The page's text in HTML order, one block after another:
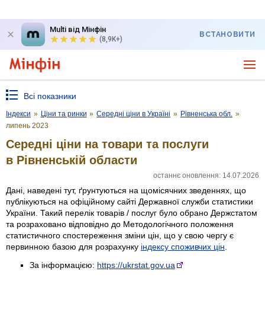
Multi від Мінфін
(8,9K+)
ВСТАНОВИТИ
Всі показники
Індекси » Ціни та ринки » Середні ціни в Україні » Рівненська обл. »
липень 2023
Середні ціни на товари та послуги
в Рівненській области
останнє оновлення: 14.07.2026
Дані, наведені тут, ґрунтуються на щомісячних зведеннях, що
публікуються на офіційному сайті Державної служби статистики
України. Такий перелік товарів / послуг було обрано Держстатом
та розраховано відповідно до Методологічного положення
статистичного спостереження зміни цін, що у свою чергу є
первинною базою для розрахунку індексу споживчих цін
За інформацією: https://ukrstat.gov.ua